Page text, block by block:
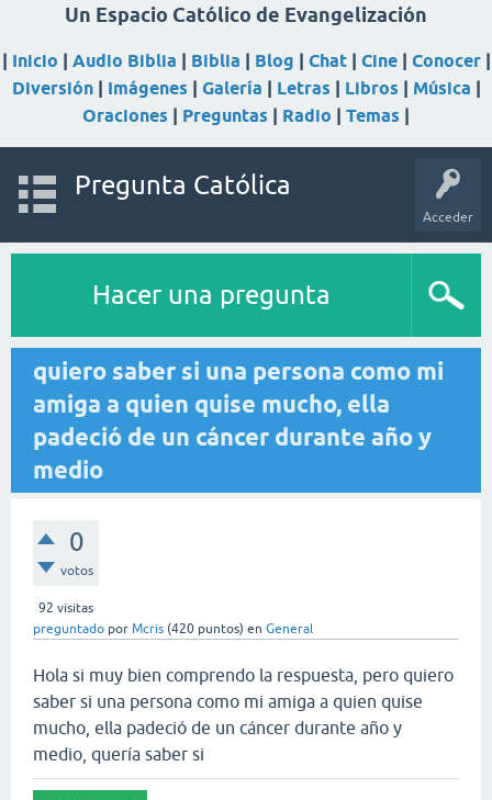
Un Espacio Católico de Evangelización
| Inicio | Audio Biblia | Biblia | Blog | Chat| Cine| Conocer|
Diversión| Imágenes | Galería | Letras | Libros | Música |
Oraciones | Preguntas | Radio | Temas |
Acceder
Pregunta Católica
Hacer una pregunta
quiero saber si una persona como mi
amiga a quien quise mucho, ella
padeció de un cáncer durante año y
medio
0
votos
92 visitas
preguntado por Mcris (420 puntos) en General
Hola si muy bien comprendo la respuesta, pero quiero
saber si una persona como mi amiga a quien quise
mucho, ella padeció de un cáncer durante año y
medio, quería saber si